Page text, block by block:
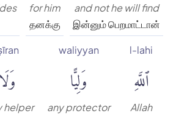
and not he will find
இன்னும் பெறமாட்டான்
for him
தனக்கு
l-lahi
ٱللَّهِ
Allah
waliyyan
وَلِيًّا
any protector
helper